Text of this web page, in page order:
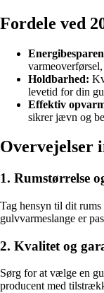
Fordele ved
Holdbarhed:
levetid for din
Effektiv
sikrer jævn og
Overvejelser
1. Rumstørrelse
Tag hensyn til dit
gulvvarmeslange er
2. Kvalitet og
Sørg for at vælge en
producent med